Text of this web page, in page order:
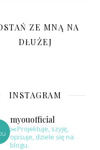
ZE MNĄ NA
DŁUŻEJ
INSTAGRAM
myouofficial
✂️Projektuje, szyję,
opisuje, dziele się na
blogu.